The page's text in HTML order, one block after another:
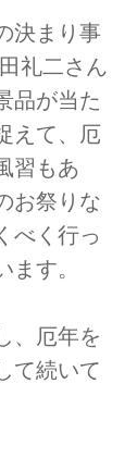
決まり事
礼二さん
品が当た
えて、厄
習もあ
お祭りな
べく行っ
す。
、厄年を
て続いて